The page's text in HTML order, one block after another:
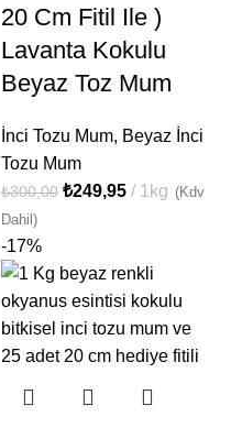
20 Cm Fitil Ile )
Lavanta Kokulu
Beyaz Toz Mum
İnci Tozu Mum, Beyaz İnci
Tozu Mum
₺300,00 ₺249,95 1kg (Kdv
Dahil)
-17%